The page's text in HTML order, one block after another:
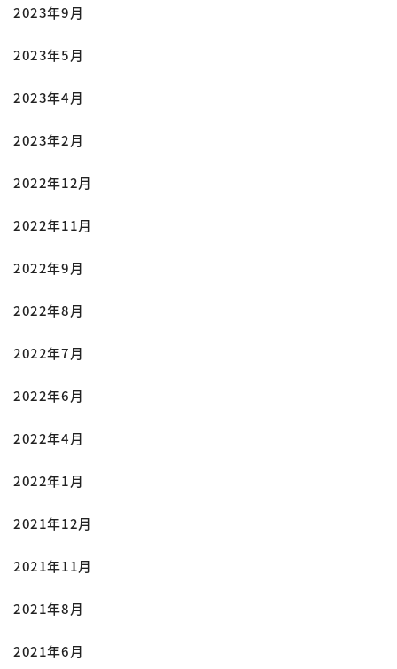
2023年9月
2023年5月
2023年4月
2023年2月
2022年12月
2022年11月
2022年9月
2022年8月
2022年7月
2022年6月
2022年4月
2022年1月
2021年12月
2021年11月
2021年8月
2021年6月